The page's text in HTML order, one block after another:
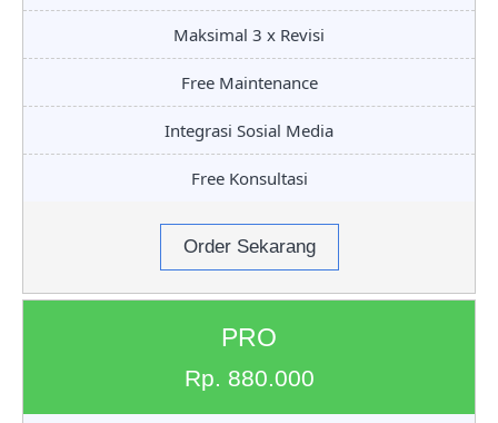
Maksimal 3 x Revisi
Free Maintenance
Integrasi Sosial Media
Free Konsultasi
Order Sekarang
PRO
Rp. 880.000